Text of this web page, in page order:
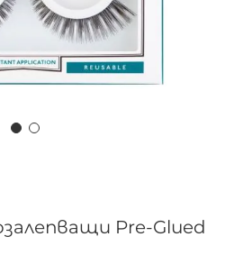
Pre-Glued